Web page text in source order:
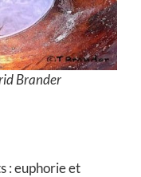
Brander
: euphorie et